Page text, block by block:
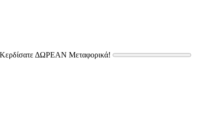
Κερδίσατε ΔΩΡΕΑΝ Μεταφορικά!